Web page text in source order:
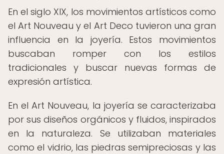
En el siglo XIX, los movimientos artísticos como
el Art Nouveau y el Art Deco tuvieron una gran
influencia en la joyería. Estos movimientos
buscaban romper con los estilos
tradicionales y buscar nuevas formas de
expresión artística.
En el Art Nouveau, la joyería se caracterizaba
por sus diseños orgánicos y fluidos, inspirados
en la naturaleza. Se utilizaban materiales
como el vidrio, las piedras semipreciosas y las